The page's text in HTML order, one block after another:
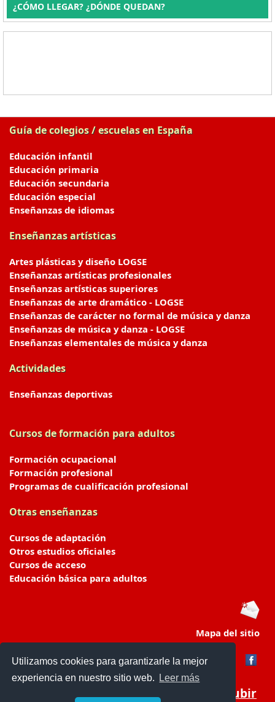
Utilizamos cookies para garantizarle la mejor
experiencia en nuestro sitio web.
Leer más
¿CÓMO LLEGAR? ¿DÓNDE QUEDAN?
Guía de colegios / escuelas en España
Educación infantil
Educación primaria
Educación secundaria
Educación especial
Enseñanzas de idiomas
Enseñanzas artísticas
Artes plásticas y diseño LOGSE
Enseñanzas artísticas profesionales
Enseñanzas artísticas superiores
Enseñanzas de arte dramático - LOGSE
Enseñanzas de carácter no formal de música y danza
Enseñanzas de música y danza - LOGSE
Enseñanzas elementales de música y danza
Actividades
Enseñanzas deportivas
Cursos de formación para adultos
Formación ocupacional
Formación profesional
Programas de cualificación profesional
Otras enseñanzas
Cursos de adaptación
Otros estudios oficiales
Cursos de acceso
Educación básica para adultos
Mapa del sitio
Subir